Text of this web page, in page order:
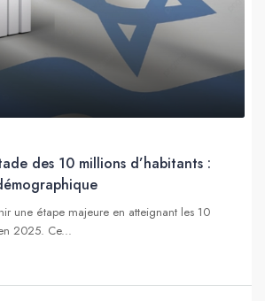
des 10 millions d’habitants :
une étape majeure en atteignant les 10
2025. Ce...